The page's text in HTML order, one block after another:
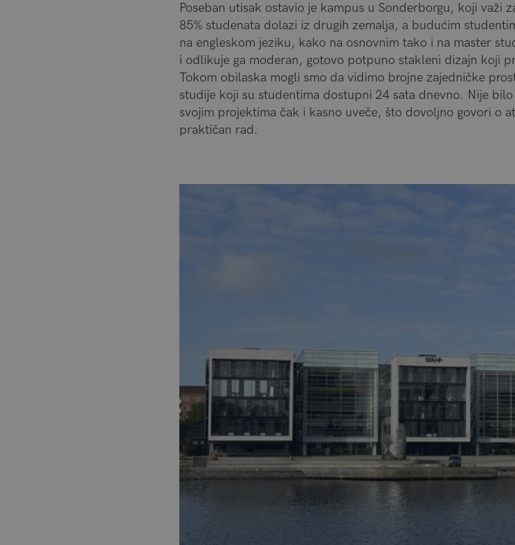
Poseban utisak ostavio je kampus u Sonderborgu, koji važi
85% studenata dolazi iz drugih zemalja, a budućim
na engleskom jeziku, kako na osnovnim tako i na master
i odlikuje ga moderan, gotovo potpuno stakleni dizajn koji
Tokom obilaska mogli smo da vidimo brojne zajedničke
studije koji su studentima dostupni 24 sata dnevno. Nije
svojim projektima čak i kasno uveče, što dovoljno govori o
praktičan rad.